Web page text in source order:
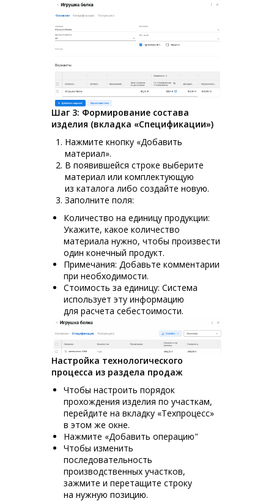
Шаг 3: Формирование состава
изделия (вкладка «Спецификации»)
Нажмите кнопку «Добавить
материал».
В появившейся строке выберите
материал или комплектующую
из каталога либо создайте новую.
Заполните поля:
Количество на единицу продукции:
Укажите, какое количество
материала нужно, чтобы произвести
один конечный продукт.
Примечания: Добавьте комментарии
при необходимости.
Стоимость за единицу: Система
использует эту информацию
для расчета себестоимости.
Настройка технологического
процесса из раздела продаж
Чтобы настроить порядок
прохождения изделия по участкам,
перейдите на вкладку «Техпроцесс»
в этом же окне.
Нажмите «Добавить операцию"
Чтобы изменить
последовательность
производственных участков,
зажмите и перетащите строку
на нужную позицию.